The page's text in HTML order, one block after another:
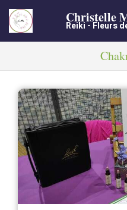
Christelle
Reiki - Fleurs